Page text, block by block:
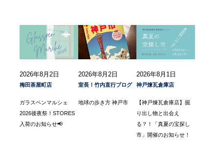
2026年8月2日
梅田茶屋町店
ガラスペンマルシェ
2026後夜祭！STORES
入荷のお知らせ📢
2026年8月2日
室長！竹内直行ブログ
地球の歩き方 神戸市
2026年8月1日
神戸煉瓦倉庫店
【神戸煉瓦倉庫店】掘
り出し物と出会え
る？！「真夏の宝探し
市」開催のお知らせ！